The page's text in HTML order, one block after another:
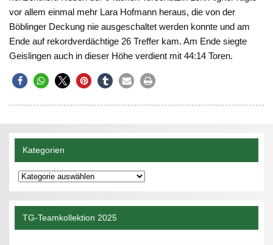
vor allem einmal mehr Lara Hofmann heraus, die von der
Böblinger Deckung nie ausgeschaltet werden konnte und am
Ende auf rekordverdächtige 26 Treffer kam. Am Ende siegte
Geislingen auch in dieser Höhe verdient mit 44:14 Toren.
Kategorien
Kategorien
TG-Teamkollektion 2025